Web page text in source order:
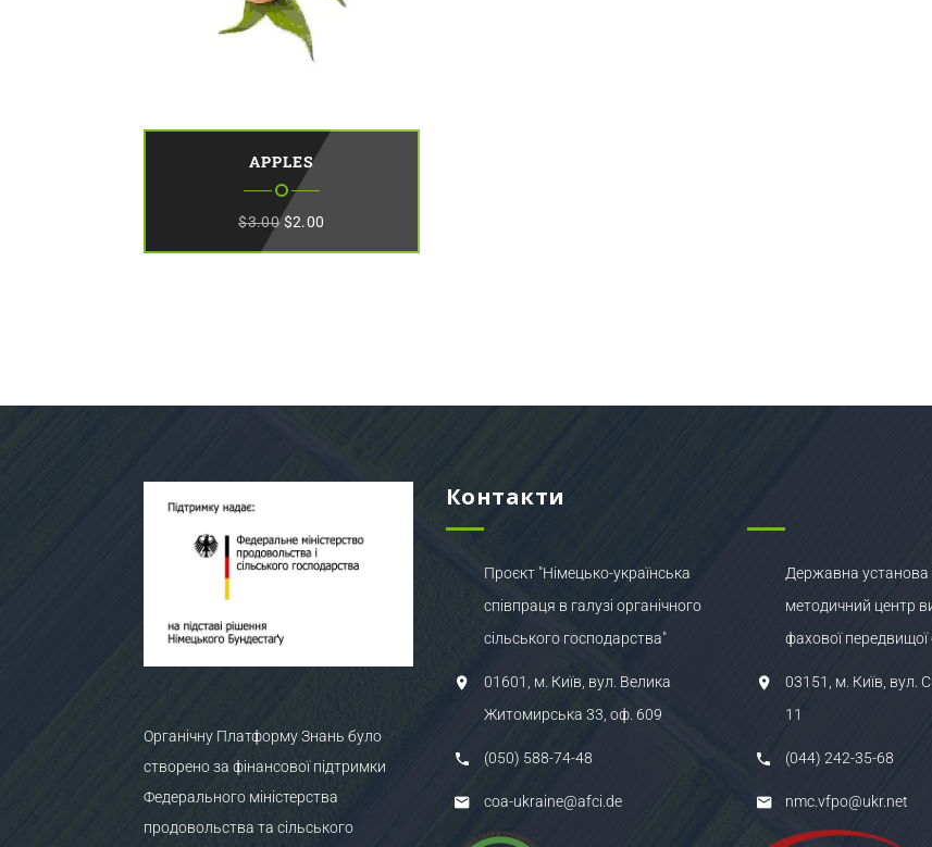
APPLES
$3.00 $2.00
Органічну Платформу Знань було
створено за фінансової підтримки
Федерального міністерства
продовольства та сільського
Контакти
Проєкт "Німецько-українська
співпраця в галузі органічного
сільського господарства"
01601, м. Київ, вул. Велика
Житомирська 33, оф. 609
(050) 588-74-48
coa-ukraine@afci.de
Державна установа
методичний центр
фахової передвищої
03151, м. Київ, вул.
11
(044) 242-35-68
nmc.vfpo@ukr.net